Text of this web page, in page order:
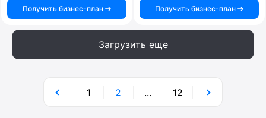
Получить бизнес-план
Получить бизнес-план
Загрузить еще
1 2 ... 12